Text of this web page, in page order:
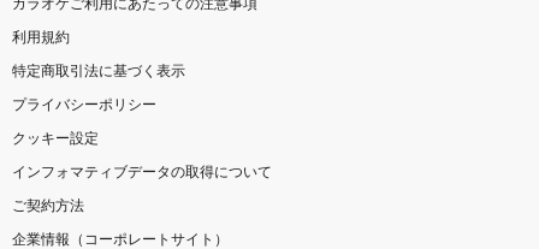
利用規約
特定商取引法に基づく表示
プライバシーポリシー
クッキー設定
インフォマティブデータの取得について
ご契約方法
企業情報（コーポレートサイト）